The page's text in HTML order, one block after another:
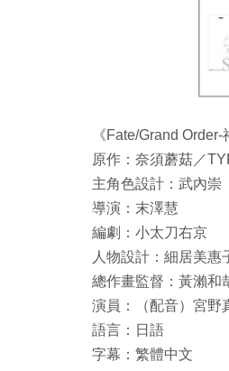
《Fate/Grand
原作：奈須蘑菇／
主角色設計：武內崇
導演：末澤慧
編劇：小太刀右京
人物設計：細居美
總作畫監督：黃瀨和
演員：（配音）宮野
語言：日語
字幕：繁體中文